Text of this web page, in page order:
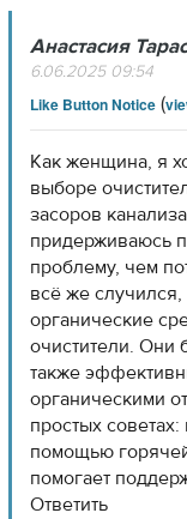
Анастасия
6.06.2025 09:54
Like Button Notice(
Как женщина, я
выборе
засоров
придерживаюсь
проблему, чем
всё же
органические
очистители. Они
также
органическими
простых
помощью
помогает
Ответить